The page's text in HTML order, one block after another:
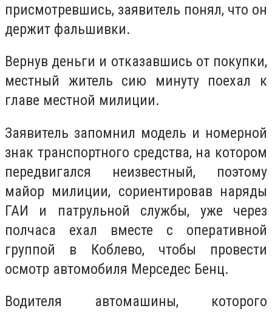
присмотревшись, заявитель понял, что он
держит фальшивки.
Вернув деньги и отказавшись от покупки,
местный житель сию минуту поехал к
главе местной милиции.
Заявитель запомнил модель и номерной
знак транспортного средства, на котором
передвигался неизвестный, поэтому
майор милиции, сориентировав наряды
ГАИ и патрульной службы, уже через
полчаса ехал вместе с оперативной
группой в Коблево, чтобы провести
осмотр автомобиля Мерседес Бенц.
Водителя автомашины, которого